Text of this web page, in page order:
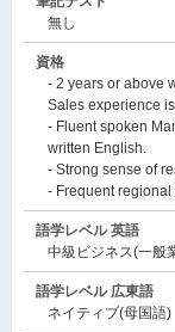
無し
資格
- 2 years or above
Sales experience
- Fluent spoken
written English.
- Strong sense of
- Frequent
語学レベル 英語
中級ビジネス(一般
語学レベル 広東語
ネイティブ(母国語)